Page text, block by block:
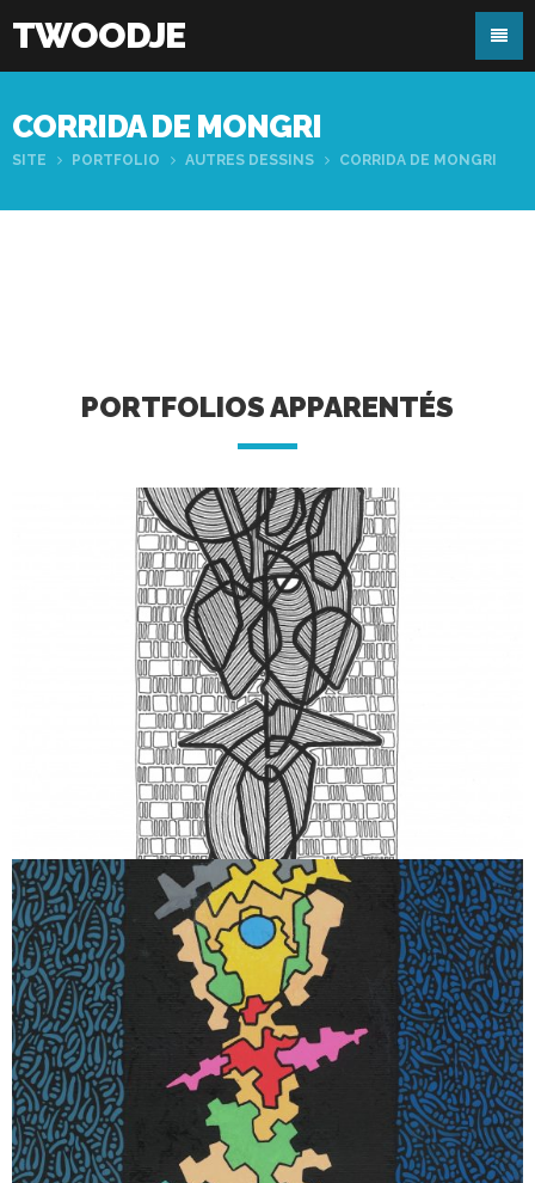
TWOODJE
CORRIDA DE MONGRI
SITE PORTFOLIO AUTRES DESSINS CORRIDA DE MONGRI
PORTFOLIOS APPARENTÉS